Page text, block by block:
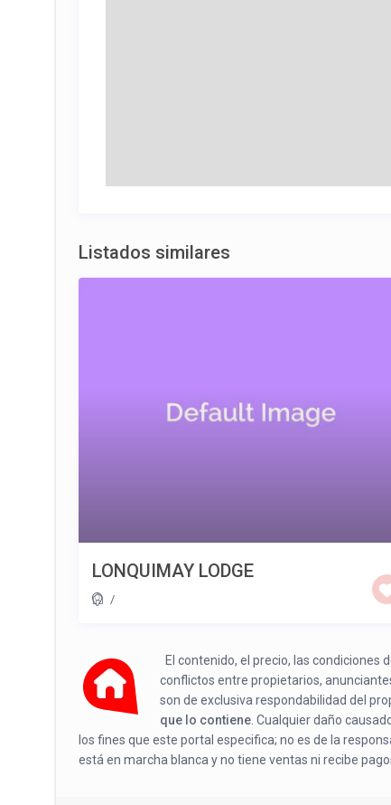
Listados similares
LONQUIMAY LODGE
/
El contenido, el precio, las condiciones
conflictos entre propietarios,
son de exclusiva respondabilidad del
que lo contiene . Cualquier daño
los fines que este portal especifica; no es de la
está en marcha blanca y no tiene ventas ni recibe